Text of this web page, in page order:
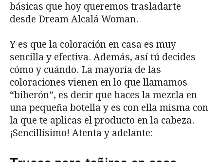
básicas que hoy queremos trasladarte
desde Dream Alcalá Woman.
Y es que la coloración en casa es muy
sencilla y efectiva. Además, así tú decides
cómo y cuándo. La mayoría de las
coloraciones vienen en lo que llamamos
“biberón”, es decir que haces la mezcla en
una pequeña botella y es con ella misma con
la que te aplicas el producto en la cabeza.
¡Sencillísimo! Atenta y adelante: